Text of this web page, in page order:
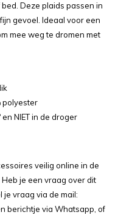
Deze plaids passen in
gevoel. Ideaal voor een
mee weg te dromen met
polyester
NIET in de droger
veilig online in de
je een vraag over dit
je vraag via de mail:
berichtje via Whatsapp, of